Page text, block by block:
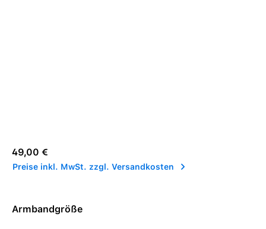
Regulärer Preis:
49,00 €
Preise inkl. MwSt. zzgl. Versandkosten
Armbandgröße